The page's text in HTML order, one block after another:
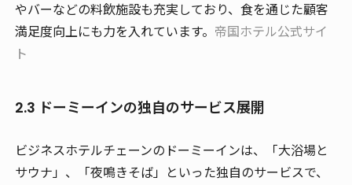
やバーなどの料飲施設も充実しており、食を通じた顧客
満足度向上にも力を入れています。 帝国ホテル公式サイ
ト
2.3 ドーミーインの独自のサービス展開
ビジネスホテルチェーンのドーミーインは、「大浴場と
サウナ」、「夜鳴きそば」といった独自のサービスで、